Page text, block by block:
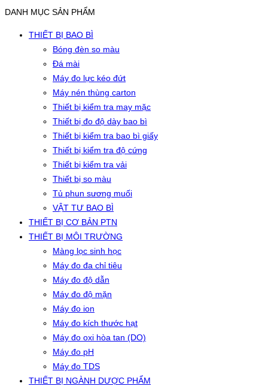
DANH MỤC SẢN PHẨM
THIẾT BỊ BAO BÌ
Bóng đèn so màu
Đá mài
Máy đo lực kéo đứt
Máy nén thùng carton
Thiết bị kiểm tra may mặc
Thiết bị đo độ dày bao bì
Thiết bị kiểm tra bao bì giấy
Thiết bị kiểm tra độ cứng
Thiết bị kiểm tra vải
Thiết bị so màu
Tủ phun sương muối
VẬT TƯ BAO BÌ
THIẾT BỊ CƠ BẢN PTN
THIẾT BỊ MÔI TRƯỜNG
Màng lọc sinh học
Máy đo đa chỉ tiêu
Máy đo độ dẫn
Máy đo độ mặn
Máy đo ion
Máy đo kích thước hạt
Máy đo oxi hòa tan (DO)
Máy đo pH
Máy đo TDS
THIẾT BỊ NGÀNH DƯỢC PHẨM